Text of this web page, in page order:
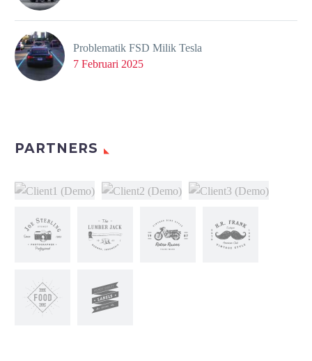
Problematik FSD Milik Tesla
7 Februari 2025
PARTNERS